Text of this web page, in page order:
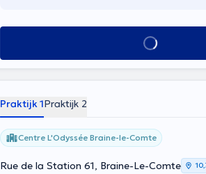
Alles zien
Praktijk 1Praktijk 2
Centre L'Odyssée Braine-le-Comte
Rue de la Station 61, Braine-Le-Comte